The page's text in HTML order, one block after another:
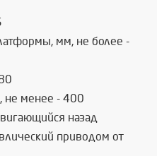
мм, не более -
не менее - 400
назад
приводом от